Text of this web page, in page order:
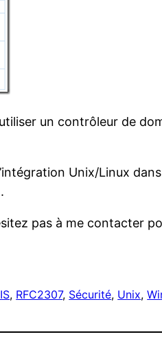
un contrôleur de
Unix/Linux
pas à me contacter
, RFC2307, Sécurité, Unix,